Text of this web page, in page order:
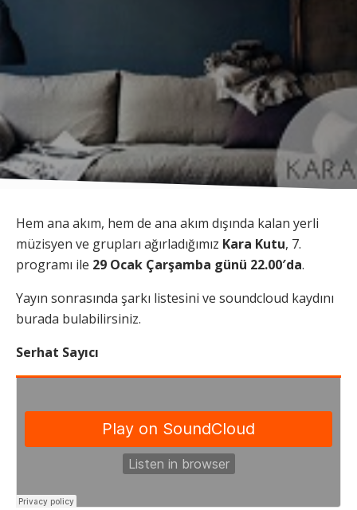
Hem ana akım, hem de ana akım dışında kalan yerli
müzisyen ve grupları ağırladığımız Kara Kutu, 7.
programı ile 29 Ocak Çarşamba günü 22.00′da.
Yayın sonrasında şarkı listesini ve soundcloud kaydını
burada bulabilirsiniz.
Serhat Sayıcı